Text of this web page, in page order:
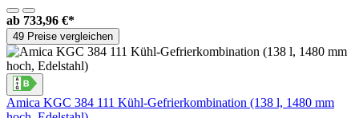
ab 733,96 €*
49 Preise vergleichen
Amica KGC 384 111 Kühl-Gefrierkombination (138 l, 1480 mm